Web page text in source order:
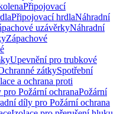
Připojovací
Připojovací hrdlaNáhradní
uzávěrkyNáhradní
Zápachové
Upevnění pro trubkové
zátkySpotřební
a ochrana proti
Požární ochranaPožární
díly pro Požární ochrana